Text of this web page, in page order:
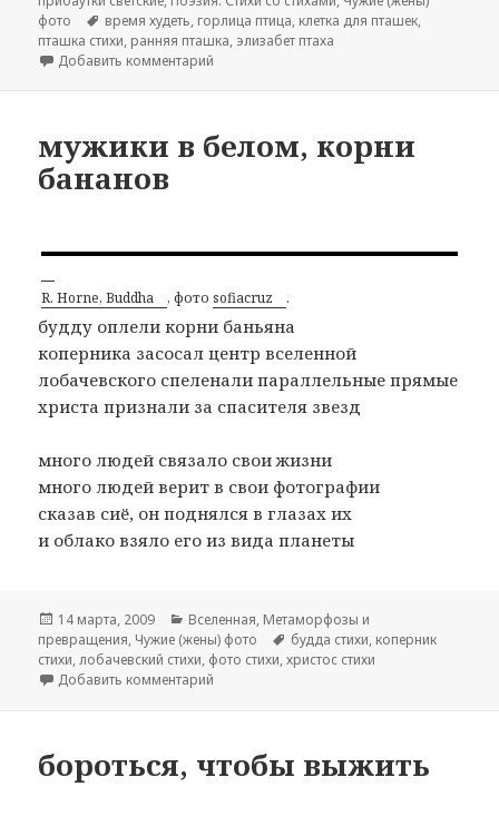
фото
Метки
время худеть, горлица птица, клетка для пташек,
пташка стихи, ранняя пташка, элизабет птаха
Добавить комментарий
мужики в белом, корни
бананов
R. Horne, Buddha , фото sofiacruz .
будду оплели корни баньяна
коперника засосал центр вселенной
лобачевского спеленали параллельные прямые
христа признали за спасителя звезд
много людей связало свои жизни
много людей верит в свои фотографии
сказав сиё, он поднялся в глазах их
и облако взяло его из вида планеты
Опубликовано
14 марта, 2009 Рубрики
Вселенная, Метаморфозы и
превращения, Чужие (жены) фото Метки
будда стихи, коперник
стихи,лобачевский стихи, фото стихи,христос стихи
Добавить комментарий
бороться, чтобы выжить